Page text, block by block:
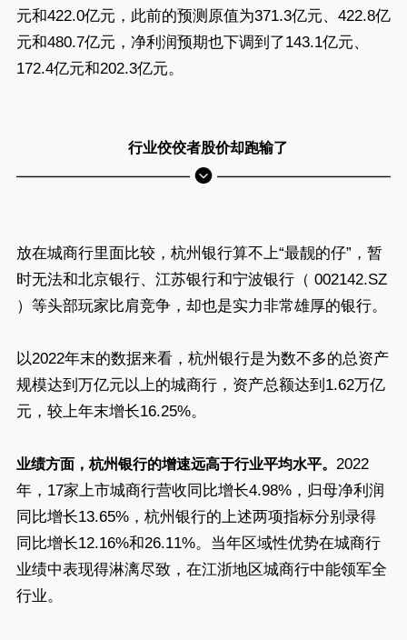
元和422.0亿元，此前的预测原值为371.3亿元、422.8亿
元和480.7亿元，净利润预期也下调到了143.1亿元、
172.4亿元和202.3亿元。
行业佼佼者股价却跑输了
放在城商行里面比较，杭州银行算不上“最靓的仔”，暂
时无法和北京银行、江苏银行和宁波银行（ 002142.SZ
）等头部玩家比肩竞争，却也是实力非常雄厚的银行。
以2022年末的数据来看，杭州银行是为数不多的总资产
规模达到万亿元以上的城商行，资产总额达到1.62万亿
元，较上年末增长16.25%。
业绩方面，杭州银行的增速远高于行业平均水平。 2022
年，17家上市城商行营收同比增长4.98%，归母净利润
同比增长13.65%，杭州银行的上述两项指标分别录得
同比增长12.16%和26.11%。当年区域性优势在城商行
业绩中表现得淋漓尽致，在江浙地区城商行中能领军全
行业。